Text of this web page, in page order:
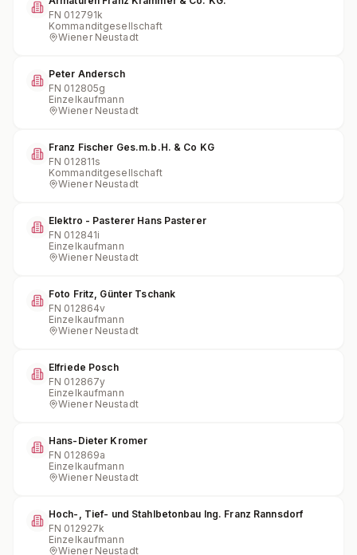
FN 012791k
Kommanditgesellschaft
Wiener Neustadt
Peter Andersch
FN 012805g
Einzelkaufmann
Wiener Neustadt
Franz Fischer Ges.m.b.H. & Co KG
FN 012811s
Kommanditgesellschaft
Wiener Neustadt
Elektro - Pasterer Hans Pasterer
FN 012841i
Einzelkaufmann
Wiener Neustadt
Foto Fritz, Günter Tschank
FN 012864v
Einzelkaufmann
Wiener Neustadt
Elfriede Posch
FN 012867y
Einzelkaufmann
Wiener Neustadt
Hans-Dieter Kromer
FN 012869a
Einzelkaufmann
Wiener Neustadt
Hoch-, Tief- und Stahlbetonbau Ing. Franz Rannsdorf
FN 012927k
Einzelkaufmann
Wiener Neustadt